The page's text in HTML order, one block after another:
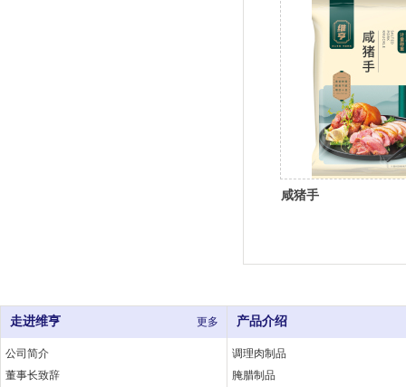
咸猪手
走进维亨 更多
公司简介
董事长致辞
产品介绍
调理肉制品
腌腊制品